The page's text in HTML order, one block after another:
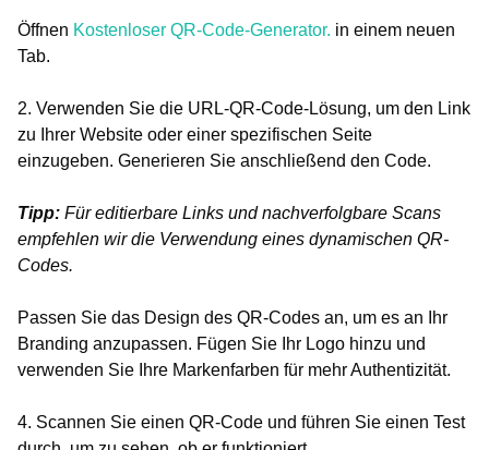
Öffnen Kostenloser QR-Code-Generator. in einem neuen
Tab.
2. Verwenden Sie die URL-QR-Code-Lösung, um den Link
zu Ihrer Website oder einer spezifischen Seite
einzugeben. Generieren Sie anschließend den Code.
Tipp: Für editierbare Links und nachverfolgbare Scans
empfehlen wir die Verwendung eines dynamischen QR-
Codes.
Passen Sie das Design des QR-Codes an, um es an Ihr
Branding anzupassen. Fügen Sie Ihr Logo hinzu und
verwenden Sie Ihre Markenfarben für mehr Authentizität.
4. Scannen Sie einen QR-Code und führen Sie einen Test